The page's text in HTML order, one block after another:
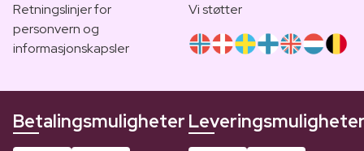
Retningslinjer for
personvern og
informasjonskapsler
Vi støtter
Betalingsmuligheter